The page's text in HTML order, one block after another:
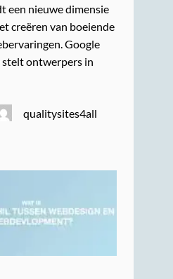
een nieuwe dimensie
creëren van boeiende
Google
ontwerpers in
qualitysites4all